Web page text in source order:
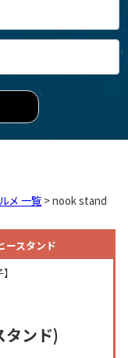
メ 一覧 > nook stand
スタンド
タンド)